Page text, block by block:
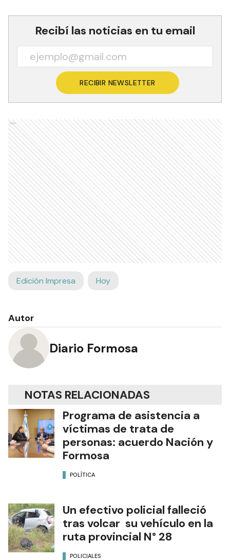
Recibí las noticias en tu email
RECIBIR NEWSLETTER
Ads
Edición Impresa Hoy
Autor
Diario Formosa
NOTAS RELACIONADAS
Programa de asistencia a
víctimas de trata de
personas: acuerdo Nación y
Formosa
POLÍTICA
Un efectivo policial falleció
tras volcar su vehículo en la
ruta provincial N° 28
POLICIALES